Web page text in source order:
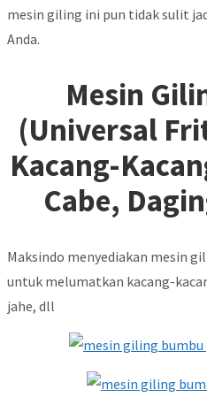
mesin giling ini pun tidak sulit
Anda.
Mesin
(Universal
Kacang-
Cabe,
Maksindo menyediakan mesin
untuk melumatkan kacang-
jahe, dll